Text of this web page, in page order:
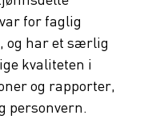
for faglig
og har et særlig
kvaliteten i
og rapporter,
personvern.